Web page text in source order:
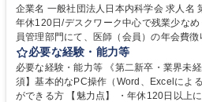
企業名 一般社団法人日本内科学会 求人名 第二新卒歓迎！【正社員事務】
年休120日/デスクワーク中心で残業少なめ 仕事の内容 日本内科学会の会
員管理部門にて、医師（会員）の年会費
テム入力、電話・FAX対応をお任せします
営事務局業務などにも幅広く携わっていただきます。 【
入力業務】 ・医師（会員）の住所変更、
・年会費の徴収管理や入金データの照合確
必要な経験・能力等
必要な経験・能力等 《第二新卒・業界未
須】基本的なPC操作（Word、Excelによ
ができる方 【魅力点】 ・年休120日以上に加え、9時～17時の「実働7時